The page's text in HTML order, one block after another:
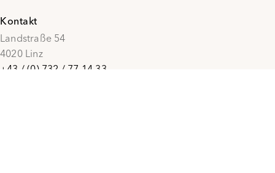
Kontakt
Landstraße 54
4020 Linz
+43 / (0) 732 / 77 14 33